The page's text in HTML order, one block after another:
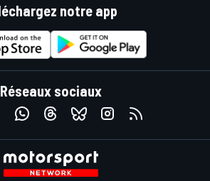
notre app
Réseaux sociaux